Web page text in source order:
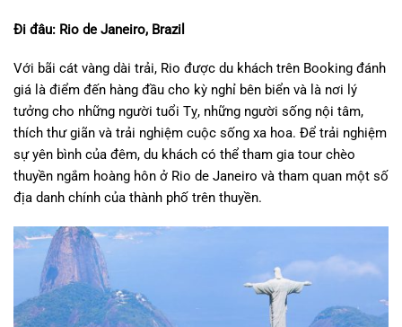
Đi đâu: Rio de Janeiro, Brazil
Với bãi cát vàng dài trải, Rio được du khách trên Booking đánh
giá là điểm đến hàng đầu cho kỳ nghỉ bên biển và là nơi lý
tưởng cho những người tuổi Tỵ, những người sống nội tâm,
thích thư giãn và trải nghiệm cuộc sống xa hoa. Để trải nghiệm
sự yên bình của đêm, du khách có thể tham gia tour chèo
thuyền ngắm hoàng hôn ở Rio de Janeiro và tham quan một số
địa danh chính của thành phố trên thuyền.